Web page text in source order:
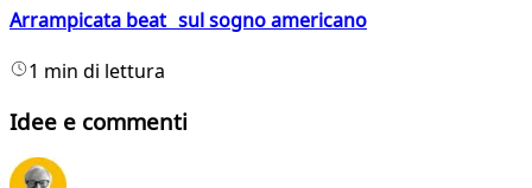
Arrampicata beat sul sogno americano
1 min di lettura
Idee e commenti